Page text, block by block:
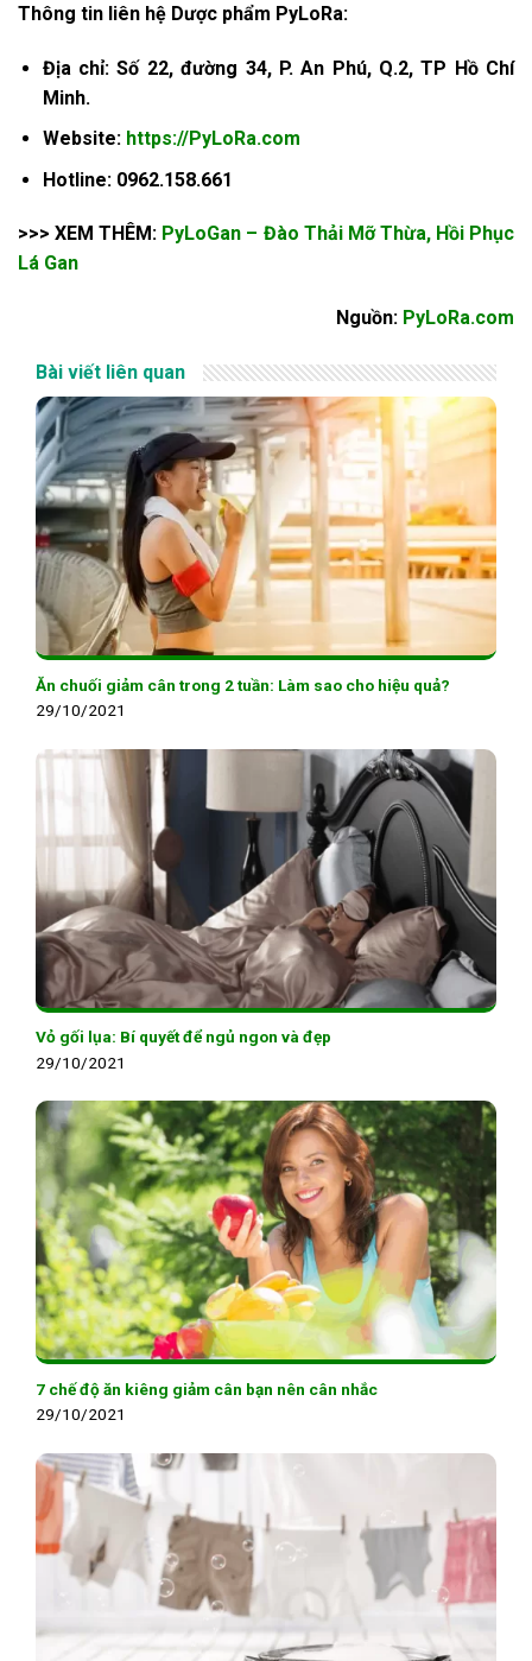
Thông tin liên hệ Dược phẩm PyLoRa:
Địa chỉ: Số 22, đường 34, P. An Phú, Q.2, TP Hồ Chí
Minh.
Website: https://PyLoRa.com
Hotline: 0962.158.661
>>> XEM THÊM: PyLoGan – Đào Thải Mỡ Thừa, Hồi Phục
Lá Gan
Nguồn: PyLoRa.com
Bài viết liên quan
Ăn chuối giảm cân trong 2 tuần: Làm sao cho hiệu quả?
29/10/2021
Vỏ gối lụa: Bí quyết để ngủ ngon và đẹp
29/10/2021
7 chế độ ăn kiêng giảm cân bạn nên cân nhắc
29/10/2021